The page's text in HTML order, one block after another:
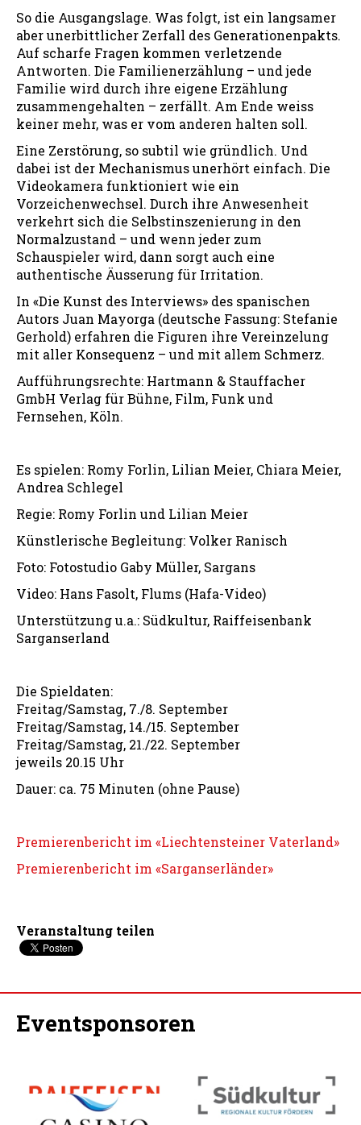
So die Ausgangslage. Was folgt, ist ein langsamer
aber unerbittlicher Zerfall des Generationenpakts.
Auf scharfe Fragen kommen verletzende
Antworten. Die Familienerzählung – und jede
Familie wird durch ihre eigene Erzählung
zusammengehalten – zerfällt. Am Ende weiss
keiner mehr, was er vom anderen halten soll.
Eine Zerstörung, so subtil wie gründlich. Und
dabei ist der Mechanismus unerhört einfach. Die
Videokamera funktioniert wie ein
Vorzeichenwechsel. Durch ihre Anwesenheit
verkehrt sich die Selbstinszenierung in den
Normalzustand – und wenn jeder zum
Schauspieler wird, dann sorgt auch eine
authentische Äusserung für Irritation.
In «Die Kunst des Interviews» des spanischen
Autors Juan Mayorga (deutsche Fassung: Stefanie
Gerhold) erfahren die Figuren ihre Vereinzelung
mit aller Konsequenz – und mit allem Schmerz.
Aufführungsrechte: Hartmann & Stauffacher
GmbH Verlag für Bühne, Film, Funk und
Fernsehen, Köln.
Es spielen: Romy Forlin, Lilian Meier, Chiara Meier,
Andrea Schlegel
Regie: Romy Forlin und Lilian Meier
Künstlerische Begleitung: Volker Ranisch
Foto: Fotostudio Gaby Müller, Sargans
Video: Hans Fasolt, Flums (Hafa-Video)
Unterstützung u.a.: Südkultur, Raiffeisenbank
Sarganserland
Die Spieldaten:
Freitag/Samstag, 7./8. September
Freitag/Samstag, 14./15. September
Freitag/Samstag, 21./22. September
jeweils 20.15 Uhr
Dauer: ca. 75 Minuten (ohne Pause)
Premierenbericht im «Liechtensteiner Vaterland»
Premierenbericht im «Sarganserländer»
Veranstaltung teilen
Eventsponsoren